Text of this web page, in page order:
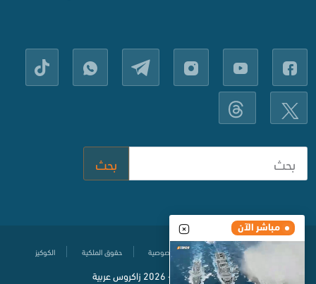
مباشر الآن
بحث
مركز المساعدة سياسة حماية الخصوصية حقوق الملكية الكوكيز
© جميع الحقوق محفوظة2020- 2026 زاكروس عربية